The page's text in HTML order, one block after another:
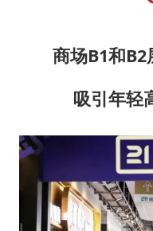
商场B1和
吸引年轻